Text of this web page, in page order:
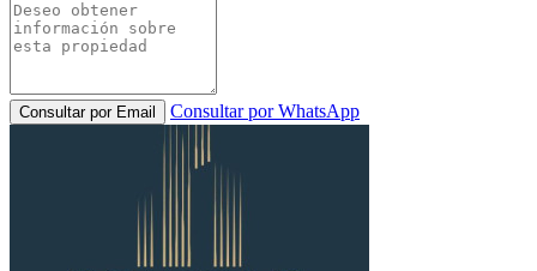
Consultar por Email Consultar por WhatsApp